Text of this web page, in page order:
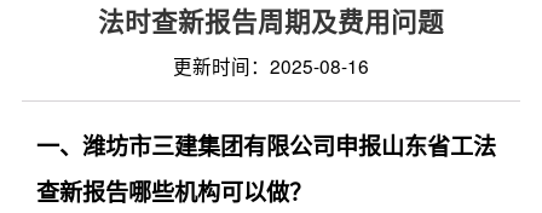
法时查新报告周期及费用问题
更新时间：2025-08-16
一、潍坊市三建集团有限公司申报山东省工法
查新报告哪些机构可以做？